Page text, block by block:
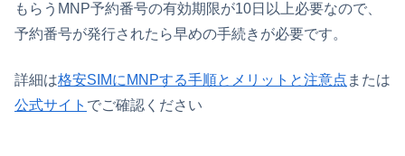
もらうMNP予約番号の有効期限が10日以上必要なので、
予約番号が発行されたら早めの手続きが必要です。
詳細は格安SIMにMNPする手順とメリットと注意点 または
公式サイト でご確認ください